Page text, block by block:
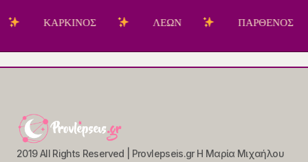
ΛΕΩΝ ΠΑΡΘΕΝΟΣ
2019 All Rights Reserved | Provlepseis.gr Η Μαρία Μιχαήλου